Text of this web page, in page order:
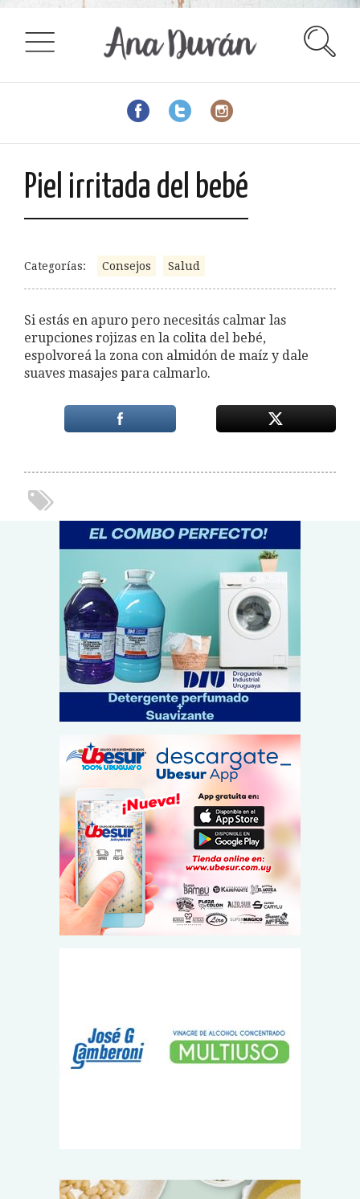
Piel irritada del bebé
Categorías: Consejos Salud
Si estás en apuro pero necesitás calmar las
erupciones rojizas en la colita del bebé,
espolvoreá la zona con almidón de maíz y dale
suaves masajes para calmarlo.